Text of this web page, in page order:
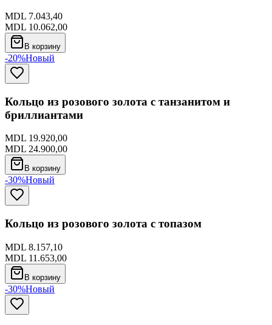
MDL 7.043,40
MDL 10.062,00
В корзину
-20%Новый
Кольцо из розового золота с танзанитом и
бриллиантами
MDL 19.920,00
MDL 24.900,00
В корзину
-30%Новый
Кольцо из розового золота с топазом
MDL 8.157,10
MDL 11.653,00
В корзину
-30%Новый